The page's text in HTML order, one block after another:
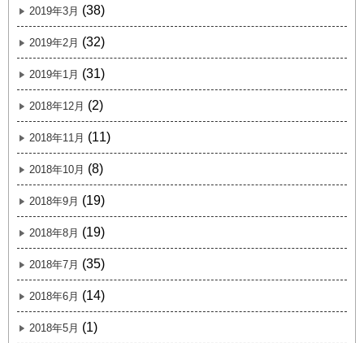
2019年3月 (38)
2019年2月 (32)
2019年1月 (31)
2018年12月 (2)
2018年11月 (11)
2018年10月 (8)
2018年9月 (19)
2018年8月 (19)
2018年7月 (35)
2018年6月 (14)
2018年5月 (1)